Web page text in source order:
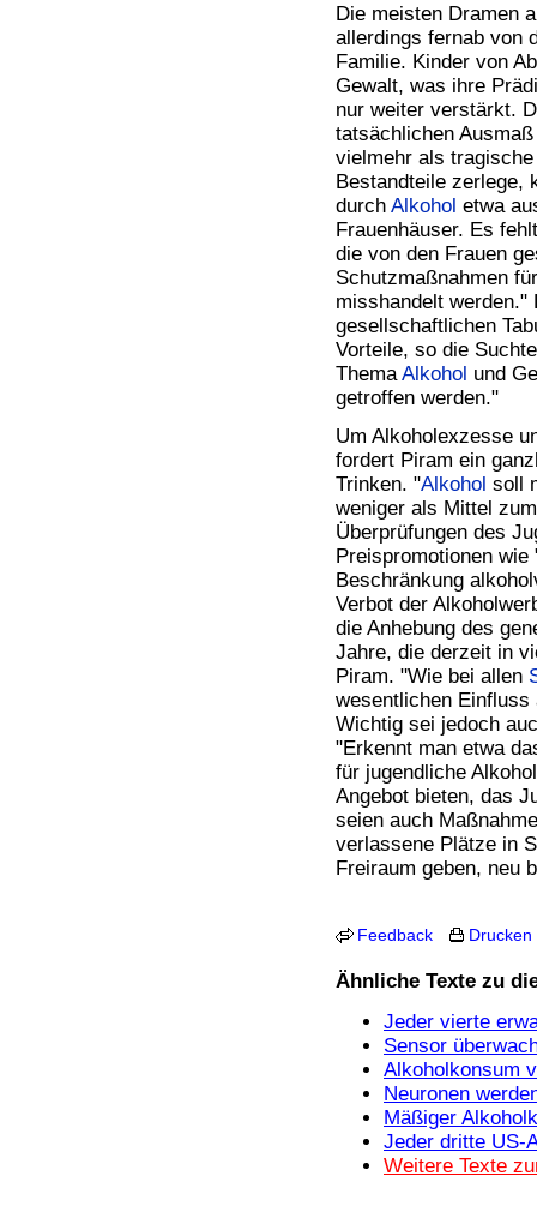
Die meisten Dramen
allerdings fernab von
Familie. Kinder von
Gewalt, was ihre
nur weiter verstärkt.
tatsächlichen
vielmehr als
Bestandteile zerlege,
durch Alkohol etwa
Frauenhäuser. Es
die von den Frauen
Schutzmaßnahmen
misshandelt
gesellschaftlichen
Vorteile, so die
Thema Alkohol und
getroffen werden."
Um Alkoholexzesse
fordert Piram ein
Trinken. "Alkohol soll
weniger als Mittel
Überprüfungen des
Preispromotionen
Beschränkung
Verbot der
die Anhebung des
Jahre, die derzeit in
Piram. "Wie bei allen
wesentlichen Einfluss
Wichtig sei jedoch
"Erkennt man etwa
für jugendliche
Angebot bieten, das
seien auch
verlassene Plätze in
Freiraum geben, neu
Feedback Drucken
Ähnliche Texte zu
Jeder vierte
Sensor
Alkoholkonsum
Neuronen
Mäßiger
Jeder dritte US-
Weitere Texte